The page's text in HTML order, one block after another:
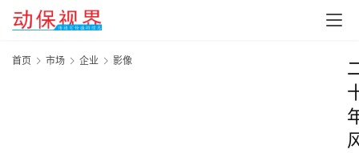
首页 市场 企业 影像